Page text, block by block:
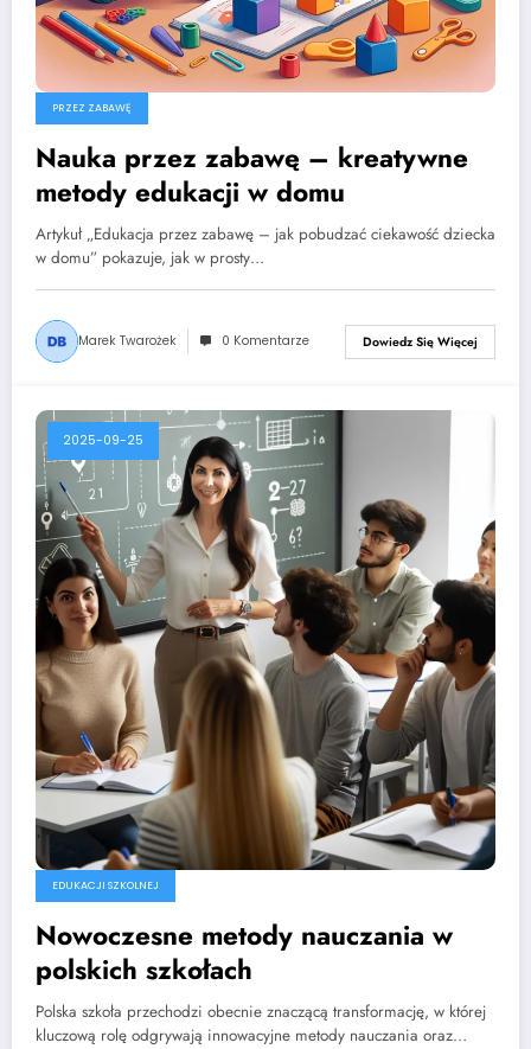
PRZEZ ZABAWĘ
Nauka przez zabawę – kreatywne
metody edukacji w domu
Artykuł „Edukacja przez zabawę – jak pobudzać ciekawość dziecka
w domu” pokazuje, jak w prosty…
Marek Twarożek 0 Komentarze Dowiedz Się Więcej
2025-09-25
EDUKACJI SZKOLNEJ
Nowoczesne metody nauczania w
polskich szkołach
Polska szkoła przechodzi obecnie znaczącą transformację, w której
kluczową rolę odgrywają innowacyjne metody nauczania oraz…